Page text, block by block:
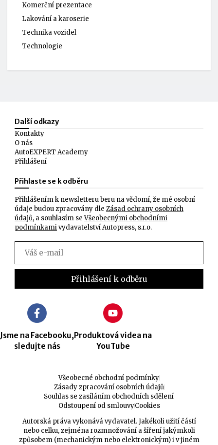
Komerční prezentace
Lakování a karoserie
Technika vozidel
Technologie
Další odkazy
Kontakty
O nás
AutoEXPERT Academy
Přihlášení
Přihlaste se k odběru
Přihlášením k newsletteru beru na vědomí, že mé osobní
údaje budou zpracovány dle Zásad ochrany osobních
údajů, a souhlasím seVšeobecnými obchodními
podmínkamivydavatelství Autopress, s.r.o.
Jsme na Facebooku,
sledujte nás
Produktová videa na
YouTube
Všeobecné obchodní podmínky
Zásady zpracování osobních údajů
Souhlas se zasíláním obchodních sdělení
Odstoupení od smlouvyCookies
Autorská práva vykonává vydavatel. Jakékoli užití částí
nebo celku, zejména rozmnožování a šíření jakýmkoli
způsobem (mechanickým nebo elektronickým) i v jiném